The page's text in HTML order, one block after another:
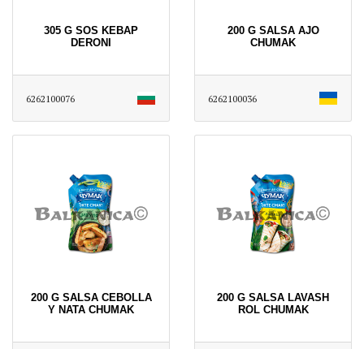
305 G SOS KEBAP
DERONI
6262100076
200 G SALSA AJO
CHUMAK
6262100036
200 G SALSA CEBOLLA
Y NATA CHUMAK
200 G SALSA LAVASH
ROL CHUMAK